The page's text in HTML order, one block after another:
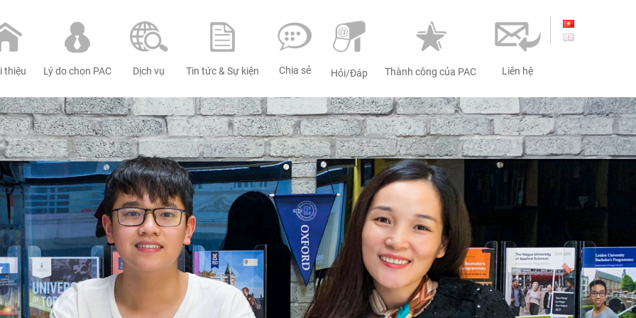
thiệu Lý do chọn PAC Dịch vụ Tin tức & Sự kiện Chia sẻ Hỏi/Đáp Thành công của PAC Liên hệ